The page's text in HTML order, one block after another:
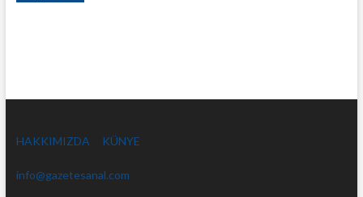
HAKKIMIZDA KÜNYE
info@gazetesanal.com